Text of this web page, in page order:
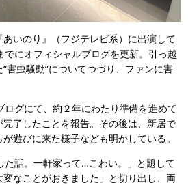
いのり』（フジテレビ系）に出演して
にオフィシャルブログを更新。引っ越
害虫騒動”についてつづり、ファンに害
グにて、約２年にわたり準備を進めて
了したことを報告。その後は、新居で
遊びに来た様子なども明かしている。
た話。一軒家って…こわい。」と題して
なことがおきました」と切り出し、両